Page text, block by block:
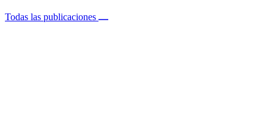
Todas las publicaciones